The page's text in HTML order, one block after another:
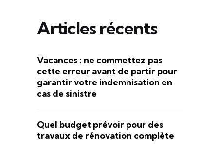
Articles récents
Vacances : ne commettez pas
cette erreur avant de partir pour
garantir votre indemnisation en
cas de sinistre
Quel budget prévoir pour des
travaux de rénovation complète